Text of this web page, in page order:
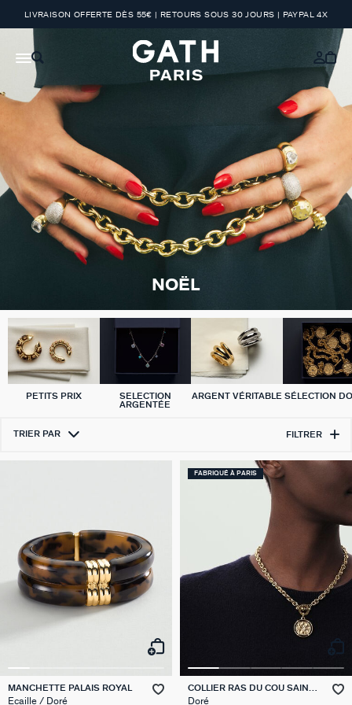
LIVRAISON OFFERTE DÈS 55€ | RETOURS SOUS 30 JOURS | PAYPAL 4X
NOËL
PETITS PRIX
SELECTION
ARGENTÉE
ARGENT VÉRITABLE SÉLECTION
TRIER PAR FILTRER
MANCHETTE PALAIS ROYAL
Ecaille / Doré
FABRIQUÉ À PARIS
COLLIER RAS DU COU SAINT
HONORE
Doré